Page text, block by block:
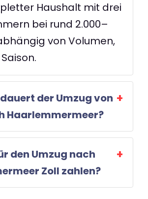
Haushalt mit drei
bei rund 2.000–
von Volumen,
der Umzug von
Haarlemmermeer?
den Umzug nach
Zoll zahlen?